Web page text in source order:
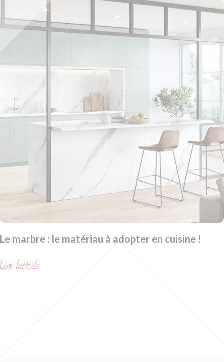
Le marbre : le matériau à adopter en cuisine !
Lire l'article